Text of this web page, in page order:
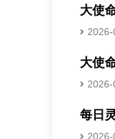
大使
大使
每日